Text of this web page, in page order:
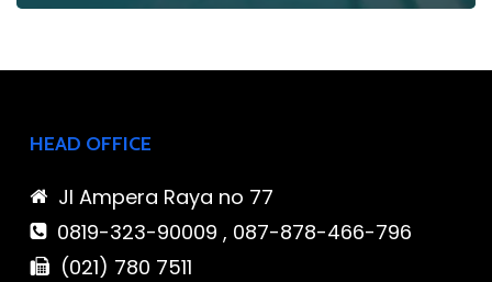
HEAD OFFICE
Jl Ampera Raya no 77
0819-323-90009 , 087-878-466-796
(021) 780 7511